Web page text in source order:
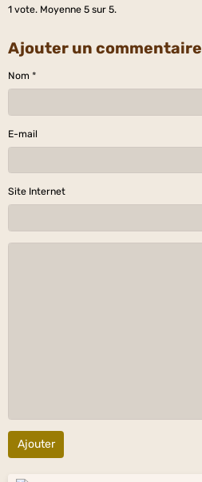
1 vote. Moyenne 5 sur 5.
Ajouter un commentaire
Nom
E-mail
Site Internet
Ajouter